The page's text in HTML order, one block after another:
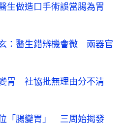
生做造口手術誤當腸為胃
：醫生錯辨機會微 兩器官
胃 社協批無理由分不清
「腸變胃」 三周始揭發